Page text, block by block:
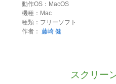
動作OS：MacOS
機種：Mac
種類：フリーソフト
作者： 藤崎 健
スクリー